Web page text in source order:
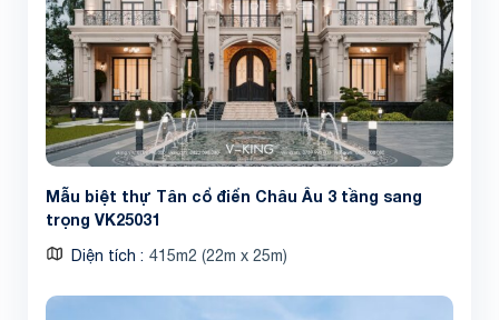
Mẫu biệt thự Tân cổ điển Châu Âu 3 tầng sang
trọng VK25031
Diện tích 415m2 (22m x 25m)